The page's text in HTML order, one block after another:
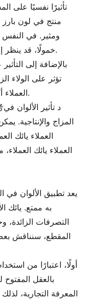
تأثيرًا نفسيًا على
منتج في لون بارز
ومثير. في النفس
خمولًا، قد ينظر إليه على أنه منتج مملة أو من غير المثير.
بالإضافة إلى
تؤثر على الولاء
العملاء أكثر احتمالية أن يعاد العملاء إلى عمالتك.
المزاج والإنتاجية.
العملاء يائك
العملاء يائك العملاء،
يعد تطبيق الألوان
به ممتع. يائك
التصرفات الزائدة،
المقطع، سنناقش
أولًا، اعتبارًا من
بالعقل المفتوح
المعرفة التجارية،